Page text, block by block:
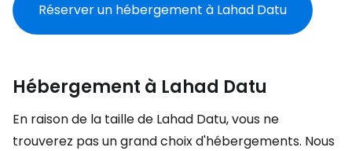
Réserver un hébergement à Lahad Datu
Hébergement à Lahad Datu
En raison de la taille de Lahad Datu, vous ne
trouverez pas un grand choix d'hébergements. Nous